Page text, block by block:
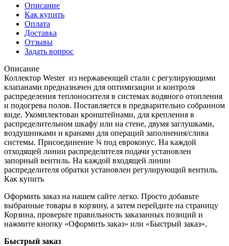
Описание
Как купить
Оплата
Доставка
Отзывы
Задать вопрос
Описание
Коллектор Wester из нержавеющей стали с регулирующими
клапанами предназначен для оптимизации и контроля
распределения теплоносителя в системах водяного отопления
и подогрева полов. Поставляется в предварительно собранном
виде. Укомплектован кронштейнами, для крепления в
распределительном шкафу или на стене, двумя заглушками,
воздушниками и кранами для операций заполнения/слива
системы. Присоединение ¾ под евроконус. На каждой
отходящей линии распределителя подачи установлен
запорный вентиль. На каждой входящей линии
распределителя обратки установлен регулирующий вентиль.
Как купить
Оформить заказ на нашем сайте легко. Просто добавьте
выбранные товары в корзину, а затем перейдите на страницу
Корзина, проверьте правильность заказанных позиций и
нажмите кнопку «Оформить заказ» или «Быстрый заказ».
Быстрый заказ